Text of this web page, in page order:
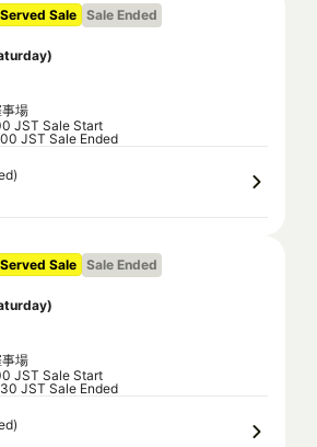
Sale Sale Ended
)
場
JST Sale Start
JST Sale Ended
Sale Sale Ended
)
場
JST Sale Start
JST Sale Ended